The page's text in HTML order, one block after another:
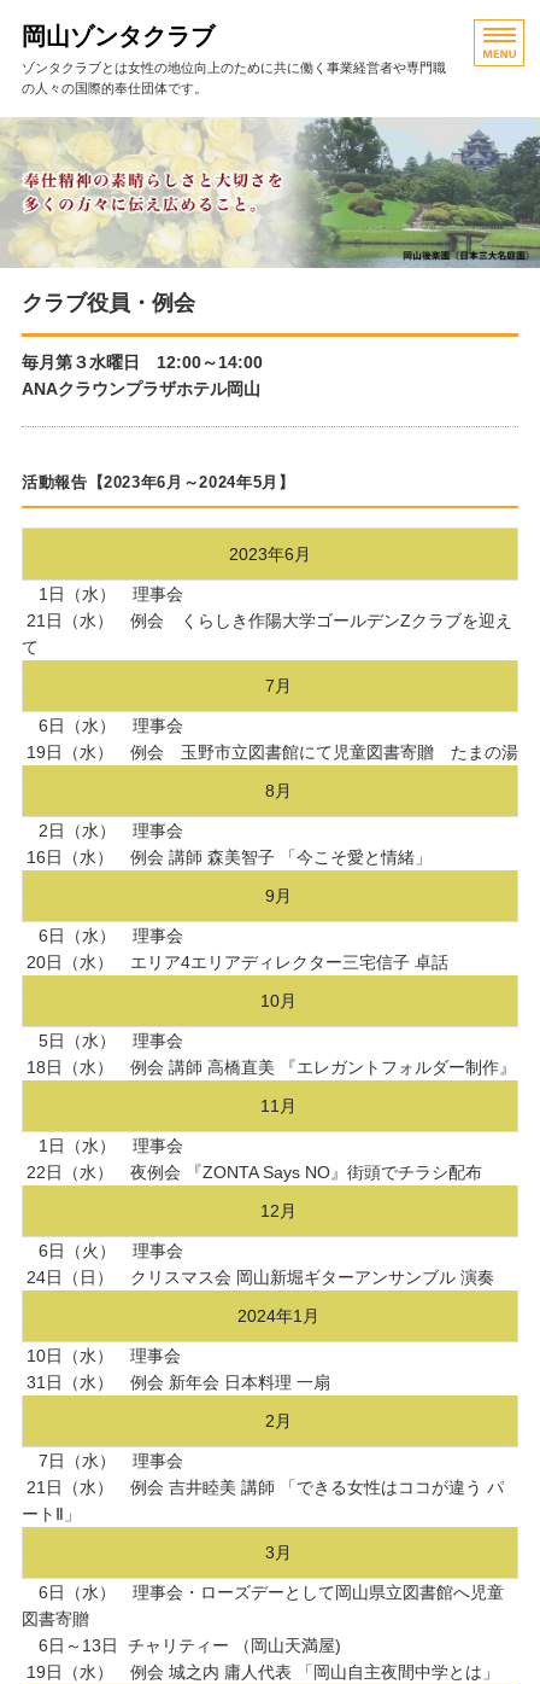
岡山ゾンタクラブ
ゾンタクラブとは女性の地位向上のために共に働く事業経営者や専門職
の人々の国際的奉仕団体です。
HOME
活動報告
岡山ゾンタの歩み
クラブ役員・例会
クラブ役員・例会
毎月第３水曜日 12:00～14:00
ANAクラウンプラザホテル岡山
活動報告【2023年6月～2024年5月】
2023年6月
1日（水） 理事会
21日（水） 例会 くらしき作陽大学ゴールデンZクラブを迎え
て
7月
6日（水） 理事会
19日（水） 例会 玉野市立図書館にて児童図書寄贈 たまの湯
8月
2日（水） 理事会
16日（水） 例会 講師 森美智子 「今こそ愛と情緒」
9月
6日（水） 理事会
20日（水） エリア4エリアディレクター三宅信子 卓話
10月
5日（水） 理事会
18日（水） 例会 講師 高橋直美 『エレガントフォルダー制作』
11月
1日（水） 理事会
22日（水） 夜例会 『ZONTA Says NO』街頭でチラシ配布
12月
6日（火） 理事会
24日（日） クリスマス会 岡山新堀ギターアンサンブル 演奏
2024年1月
10日（水） 理事会
31日（水） 例会 新年会 日本料理 一扇
2月
7日（水） 理事会
21日（水） 例会 吉井睦美 講師 「できる女性はココが違う パ
ートⅡ」
3月
6日（水） 理事会・ローズデーとして岡山県立図書館へ児童
図書寄贈
6日～13日 チャリティー （岡山天満屋)
19日（水） 例会 城之内 庸人代表 「岡山自主夜間中学とは」